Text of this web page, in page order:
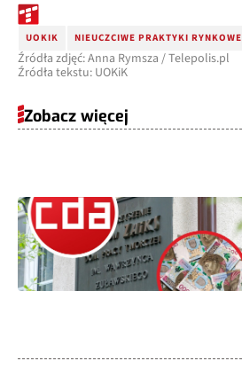
UOKIK NIEUCZCIWE PRAKTYKI RYNKOWE
Źródła zdjęć: Anna Rymsza / Telepolis.pl
Źródła tekstu: UOKiK
Zobacz więcej